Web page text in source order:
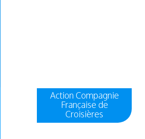
Action Compagnie
Française de
Croisières
N/A